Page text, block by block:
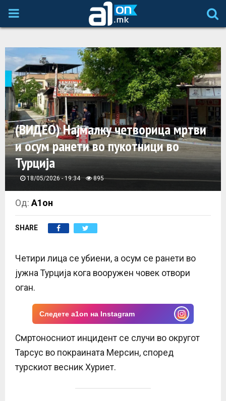
P
I
M
A
R
Y
M
E
N
U
(ВИДЕО) Најмалку четворица мртви
и осум ранети во пукотници во
Турција
18/05/2026 - 19:34 895
Од:А1он
SHARE
Четири лица се убиени, а осум се ранети во
јужна Турција кога вооружен човек отвори
оган.
Следете a1on на Instagram
Смртоносниот инцидент се случи во округот
Тарсус во покраината Мерсин, според
турскиот весник Хуриет.